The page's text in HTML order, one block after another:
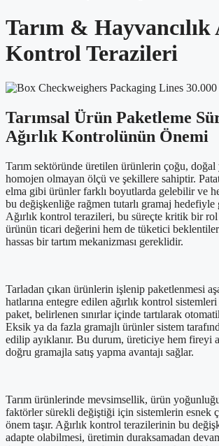
Tarım & Hayvancılık
Kontrol Terazileri
Tarımsal Ürün Paketleme
Ağırlık Kontrolünün Önemi
Tarım sektöründe üretilen ürünlerin çoğu, doğal
homojen olmayan ölçü ve şekillere sahiptir.
elma gibi ürünler farklı boyutlarda gelebilir ve
bu değişkenliğe rağmen tutarlı gramaj
Ağırlık kontrol terazileri, bu süreçte kritik bir
ürünün ticari değerini hem de tüketici
hassas bir tartım mekanizması gereklidir.
Tarladan çıkan ürünlerin işlenip paketlenmesi
hatlarına entegre edilen ağırlık kontrol
paket, belirlenen sınırlar içinde tartılarak
Eksik ya da fazla gramajlı ürünler sistem
edilip ayıklanır. Bu durum, üreticiye hem fireyi
doğru gramajla satış yapma avantajı sağlar.
Tarım ürünlerinde mevsimsellik, ürün
faktörler sürekli değiştiği için sistemlerin esnek
önem taşır. Ağırlık kontrol terazilerinin bu
adapte olabilmesi, üretimin duraksamadan